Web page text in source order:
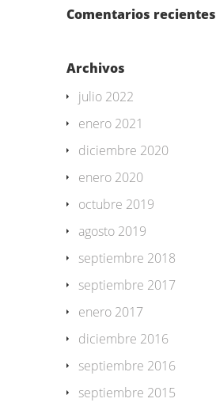
Comentarios recientes
Archivos
julio 2022
enero 2021
diciembre 2020
enero 2020
octubre 2019
agosto 2019
septiembre 2018
septiembre 2017
enero 2017
diciembre 2016
septiembre 2016
septiembre 2015